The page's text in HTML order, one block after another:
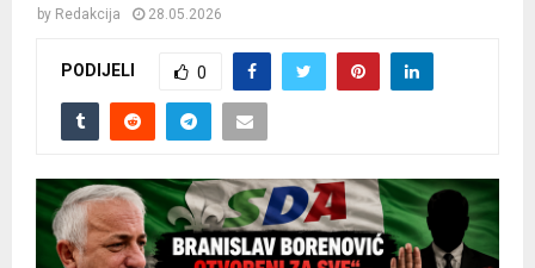
A
M
by Redakcija 28.05.2026
PODIJELI 0